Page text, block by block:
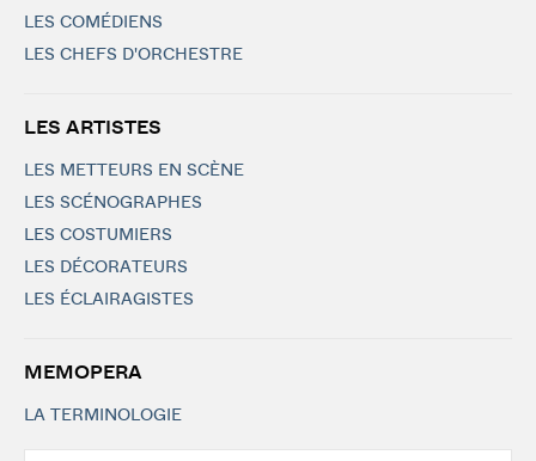
LES COMÉDIENS
LES CHEFS D'ORCHESTRE
LES ARTISTES
LES METTEURS EN SCÈNE
LES SCÉNOGRAPHES
LES COSTUMIERS
LES DÉCORATEURS
LES ÉCLAIRAGISTES
MEMOPERA
LA TERMINOLOGIE